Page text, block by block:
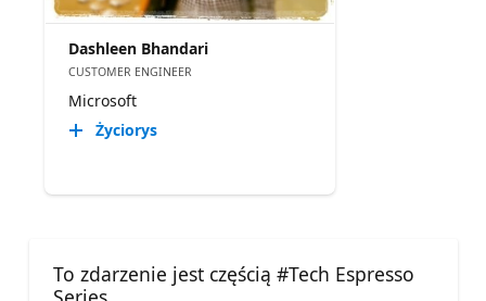
Dashleen Bhandari
CUSTOMER ENGINEER
Microsoft
Życiorys
To zdarzenie jest częścią #Tech Espresso